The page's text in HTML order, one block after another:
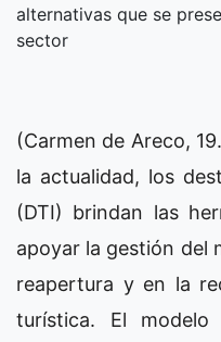
alternativas que se
sector
(Carmen de Areco,
la actualidad, los
(DTI) brindan las
apoyar la gestión del
reapertura y en la
turística. El